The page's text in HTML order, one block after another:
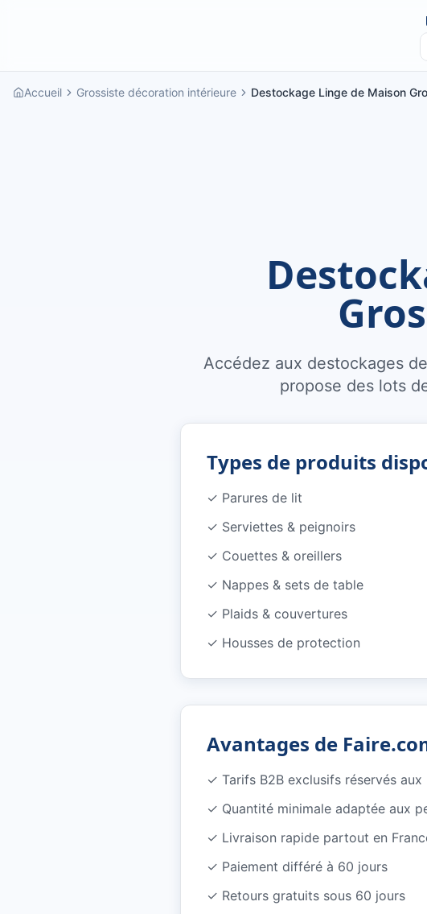
Accueil Grossiste décoration intérieure Destockage Linge de Maison
Accédez aux destockages
propose des lots
Types de produits
✓ Parures de lit
✓ Serviettes & peignoirs
✓ Couettes & oreillers
✓ Nappes & sets de table
✓ Plaids & couvertures
✓ Housses de protection
Avantages de
✓ Tarifs B2B exclusifs réservés
✓ Quantité minimale adaptée aux
✓ Livraison rapide partout en
✓ Paiement différé à 60 jours
✓ Retours gratuits sous 60 jours